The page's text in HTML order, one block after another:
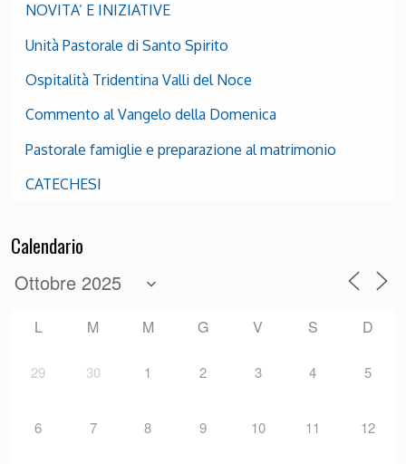
NOVITA’ E INIZIATIVE
Unità Pastorale di Santo Spirito
Ospitalità Tridentina Valli del Noce
Commento al Vangelo della Domenica
Pastorale famiglie e preparazione al matrimonio
CATECHESI
Calendario
L M M G V S D
29 30 1 2 3 4 5
6 7 8 9 10 11 12